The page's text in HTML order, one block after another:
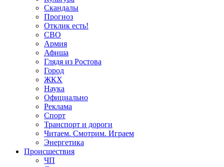
Скандалы
Прогноз
Отклик есть!
СВО
Армия
Афиша
Глядя из Ростова
Город
ЖКХ
Наука
Официально
Реклама
Спорт
Транспорт и дороги
Читаем. Смотрим. Играем
Энергетика
Происшествия
ЧП